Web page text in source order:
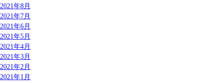
2021年8月
2021年7月
2021年6月
2021年5月
2021年4月
2021年3月
2021年2月
2021年1月